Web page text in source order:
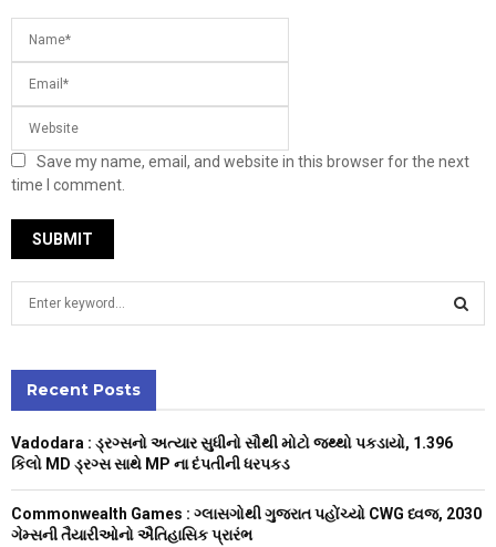
Save my name, email, and website in this browser for the next
time I comment.
h
o
C
Recent Posts
Vadodara : ડ્રગ્સનો અત્યાર સુધીનો સૌથી મોટો જથ્થો પકડાયો, 1.396
કિલો MD ડ્રગ્સ સાથે MP ના દંપતીની ધરપકડ
Commonwealth Games : ગ્લાસગોથી ગુજરાત પહોંચ્યો CWG ધ્વજ, 2030
ગેમ્સની તૈયારીઓનો ઐતિહાસિક પ્રારંભ